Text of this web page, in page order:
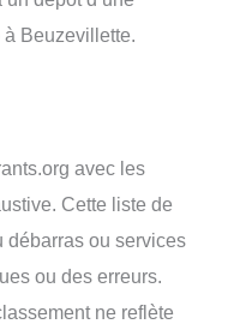
Beuzevillette.
avec les
Cette liste de
débarras ou services
ou des erreurs.
ne reflète